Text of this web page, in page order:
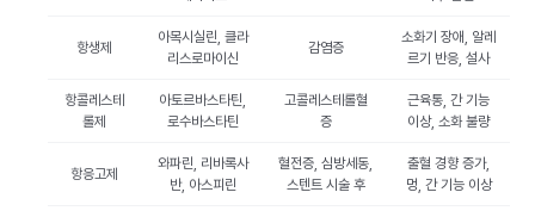
항생제
아목시실린, 클라
리스로마이신
감염증
소화기 장애, 알레
르기 반응, 설사
항콜레스테
롤제
아토르바스타틴,
로수바스타틴
고콜레스테롤혈
증
근육통, 간 기능
이상, 소화 불량
항응고제
와파린, 리바록사
반, 아스피린
혈전증, 심방세동,
스텐트 시술 후
출혈 경향 증가,
멍, 간 기능 이상